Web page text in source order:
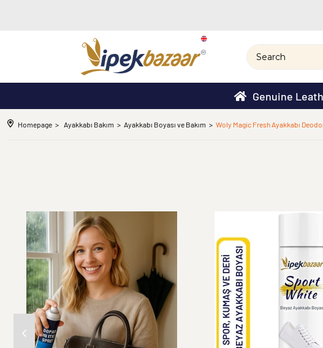
Genuine
Homepage Ayakkabı Bakım Ayakkabı Boyası ve Bakım Woly Magic Fresh Ayakkabı